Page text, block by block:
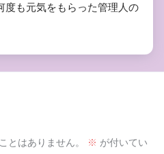
度も元気をもらった管理人の
とはありません。 ※ が付いてい